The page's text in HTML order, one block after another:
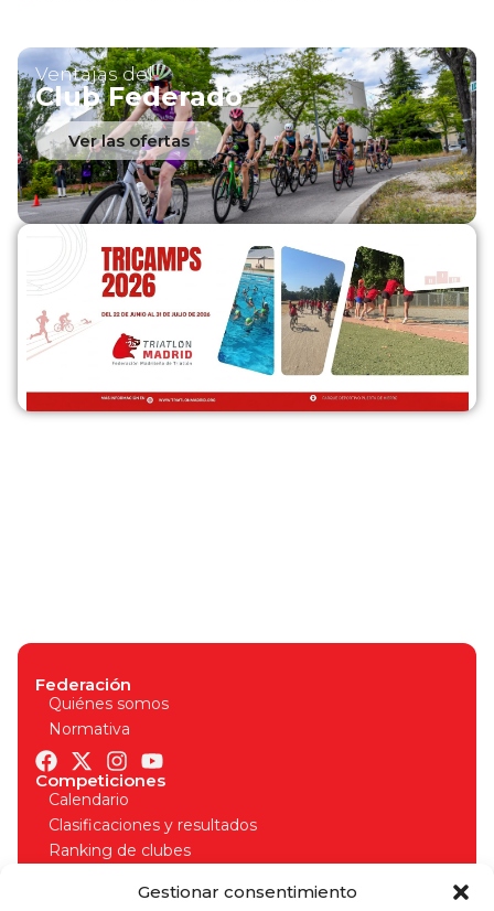
Gestionar consentimiento
Ventajas del
Club Federado
Ver las ofertas
Federación
Quiénes somos
Normativa
Competiciones
Calendario
Clasificaciones y resultados
Ranking de clubes
Normativa competiciones